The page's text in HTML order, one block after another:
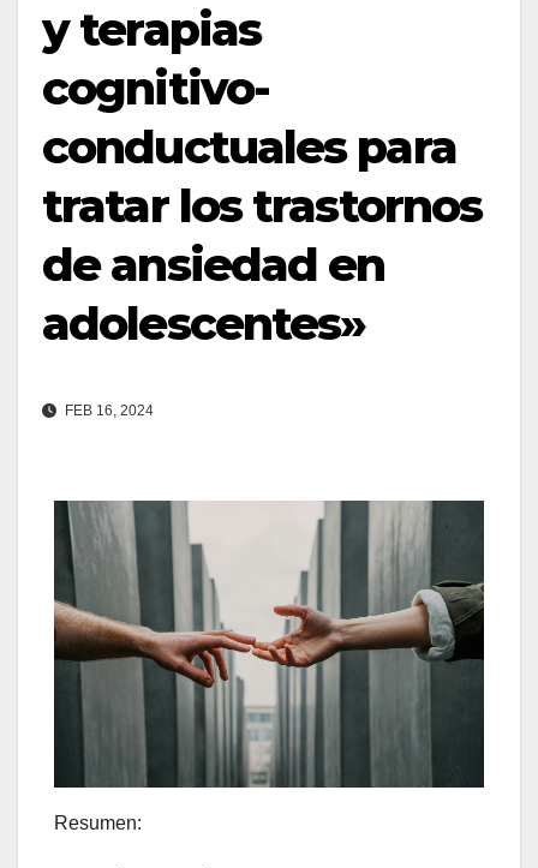
y terapias
cognitivo-
conductuales para
tratar los trastornos
de ansiedad en
adolescentes»
FEB 16, 2024
Resumen: